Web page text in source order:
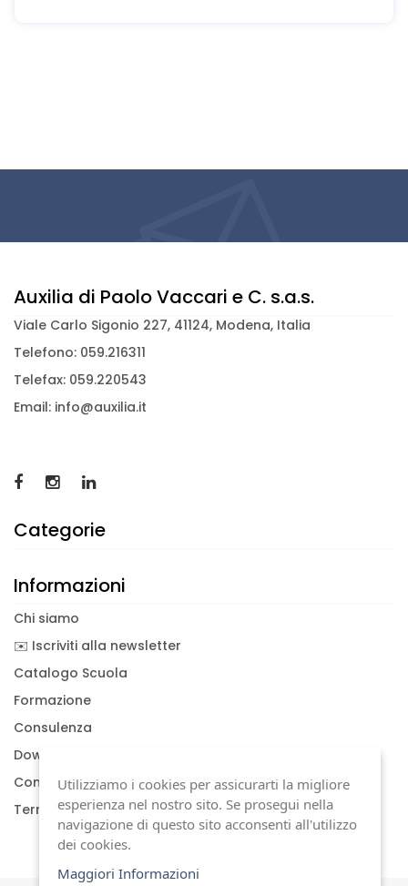
Auxilia di Paolo Vaccari e C. s.a.s.
Viale Carlo Sigonio 227, 41124, Modena, Italia
Telefono: 059.216311
Telefax: 059.220543
Email: info@auxilia.it
Categorie
Informazioni
Chi siamo
✉️ Iscriviti alla newsletter
Catalogo Scuola
Formazione
Consulenza
Download documenti
Condizioni generali
Termini di garanzia
Utilizziamo i cookies per assicurarti la migliore
esperienza nel nostro sito. Se prosegui nella
navigazione di questo sito acconsenti all'utilizzo
dei cookies.
Maggiori Informazioni